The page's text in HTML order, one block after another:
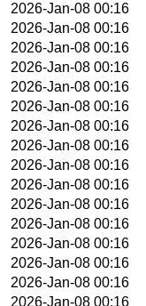
2026-Jan-08 00:16
2026-Jan-08 00:16
2026-Jan-08 00:16
2026-Jan-08 00:16
2026-Jan-08 00:16
2026-Jan-08 00:16
2026-Jan-08 00:16
2026-Jan-08 00:16
2026-Jan-08 00:16
2026-Jan-08 00:16
2026-Jan-08 00:16
2026-Jan-08 00:16
2026-Jan-08 00:16
2026-Jan-08 00:16
2026-Jan-08 00:16
2026-Jan-08 00:16